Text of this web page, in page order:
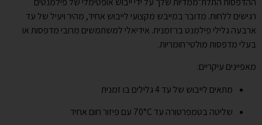
רגישים ללחות. מדובר במייבש מקצועי לייבוש אחיד, מהיר ויעיל של עד
ארבעה גלילי פילמנט בו־זמנית. אידיאלי למשתמשים מרובי מדפסות או
בעלי מדפסות מולטי־חומריות.
מאפיינים עיקריים:
מתאים לייבוש של עד 4 גלילים בו זמנית
שליטה בטמפרטורה עד 70°C עם פיזור חום אחיד